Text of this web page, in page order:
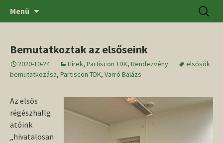
SZTE BTK Régészeti Tanszék
Menü
Bemutatkoztak az elsőseink
2020-10-24 Hírek, Partiscon TDK, Rendezvény
elsősök
bemutatkozása, Partiscon TDK, Varró Balázs
Az elsős
régészhallg
atóink
„hivatalosan